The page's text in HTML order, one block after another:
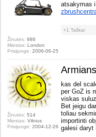
Žinutės: 986
Miestas: London
Prisijungė: 2006-06-25
atsakymas
+1 Taškai
Žinutės: 514
Miestas: Vilnius
Prisijungė: 2004-12-26
Armians
kas del
per GoZ is
viskas
Bet jeigu
toliau
importinti
galesi daryt